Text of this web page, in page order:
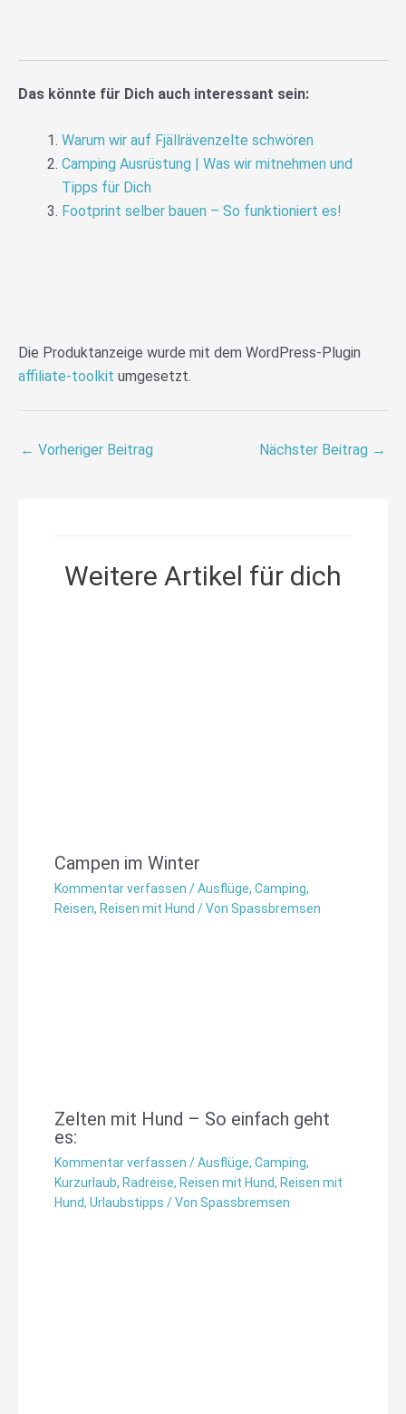
Das könnte für Dich auch interessant sein:
Warum wir auf Fjällrävenzelte schwören
Camping Ausrüstung | Was wir mitnehmen und
Tipps für Dich
Footprint selber bauen – So funktioniert es!
Die Produktanzeige wurde mit dem WordPress-Plugin
affiliate-toolkit umgesetzt.
← Vorheriger Beitrag Nächster Beitrag →
Weitere Artikel für dich
Campen im Winter
Kommentar verfassen /Ausflüge, Camping,
Reisen, Reisen mit Hund / Von Spassbremsen
Zelten mit Hund – So einfach geht
es:
Kommentar verfassen /Ausflüge, Camping,
Kurzurlaub, Radreise, Reisen mit Hund, Reisen mit
Hund, Urlaubstipps / Von Spassbremsen